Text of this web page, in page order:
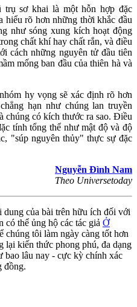
trụ sơ khai là một hỗn hợp đặc
hiểu rõ hơn những thời khắc đầu
như sóng xung kích hoạt động
chất khí hay chất rắn, và điều
cách những nguyên tử đầu tiên
mống ban đầu của thiên hà và
hy vọng sẽ xác định rõ hơn
hạn như chúng lan truyền
chúng có kích thước ra sao. Điều
tính tổng thể như mật độ và độ
"súp nguyên thủy" thực sự đặc
Nguyễn Đình Nam
Theo Universetoday
dung của bài trên hữu ích đối với
có thể ủng hộ các tác giả Ở
chúng tôi làm ngày càng tốt hơn
lại kiến thức phong phú, đa dạng
bao lâu nay - cực kỳ chính xác
đồng.